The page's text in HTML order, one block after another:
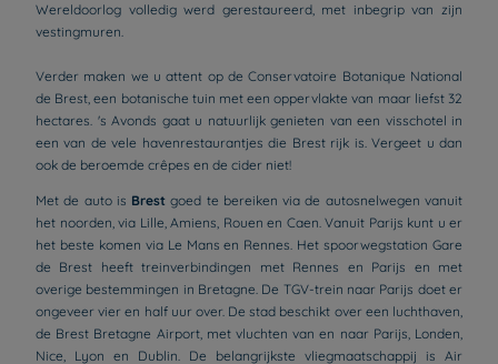
Wereldoorlog volledig werd gerestaureerd, met inbegrip van zijn
vestingmuren.
Verder maken we u attent op de Conservatoire Botanique National
de Brest, een botanische tuin met een oppervlakte van maar liefst 32
hectares. 's Avonds gaat u natuurlijk genieten van een visschotel in
een van de vele havenrestaurantjes die Brest rijk is. Vergeet u dan
ook de beroemde crêpes en de cider niet!
Met de auto is Brest goed te bereiken via de autosnelwegen vanuit
het noorden, via Lille, Amiens, Rouen en Caen. Vanuit Parijs kunt u er
het beste komen via Le Mans en Rennes. Het spoorwegstation Gare
de Brest heeft treinverbindingen met Rennes en Parijs en met
overige bestemmingen in Bretagne. De TGV-trein naar Parijs doet er
ongeveer vier en half uur over. De stad beschikt over een luchthaven,
de Brest Bretagne Airport, met vluchten van en naar Parijs, Londen,
Nice, Lyon en Dublin. De belangrijkste vliegmaatschappij is Air